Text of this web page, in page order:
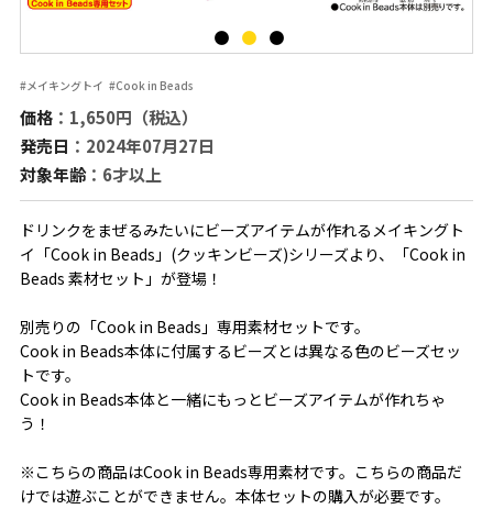
#メイキングトイ #Cook in Beads
価格：1,650円（税込）
発売日 ：2024年07月27日
対象年齢：6才以上
ドリンクをまぜるみたいにビーズアイテムが作れるメイキングト
イ「Cook in Beads」(クッキンビーズ)シリーズより、「Cook in
Beads 素材セット」が登場！
別売りの「Cook in Beads」専用素材セットです。
Cook in Beads本体に付属するビーズとは異なる色のビーズセッ
トです。
Cook in Beads本体と一緒にもっとビーズアイテムが作れちゃ
う！
※こちらの商品はCook in Beads専用素材です。こちらの商品だ
けでは遊ぶことができません。本体セットの購入が必要です。